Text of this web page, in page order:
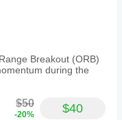
Breakout (ORB)
during the
$50
-20% $40